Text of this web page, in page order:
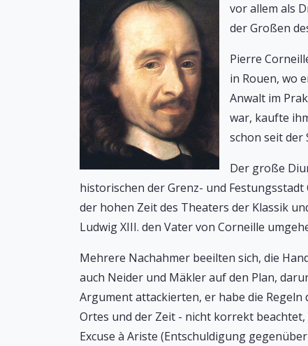
vor allem als
der Großen
Pierre
in Rouen, wo
Anwalt im
war, kaufte
schon seit der
Der große
historischen der Grenz- und
der hohen Zeit des Theaters der Klassik
Ludwig XIII. den Vater von Corneille
Mehrere Nachahmer beeilten sich, die
auch Neider und Mäkler auf den Plan,
Argument attackierten, er habe die Regeln
Ortes und der Zeit - nicht korrekt
Excuse à Ariste (Entschuldigung